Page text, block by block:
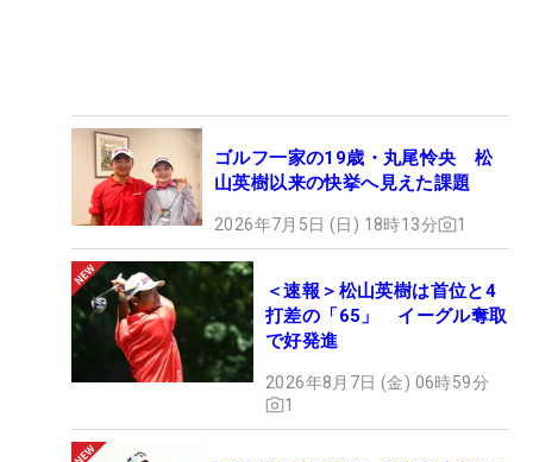
ゴルフ一家の19歳・丸尾怜央 松
山英樹以来の快挙へ見えた課題
2026年7月5日 (日) 18時13分 1
＜速報＞松山英樹は首位と4
打差の「65」 イーグル奪取
で好発進
2026年8月7日 (金) 06時59分
1